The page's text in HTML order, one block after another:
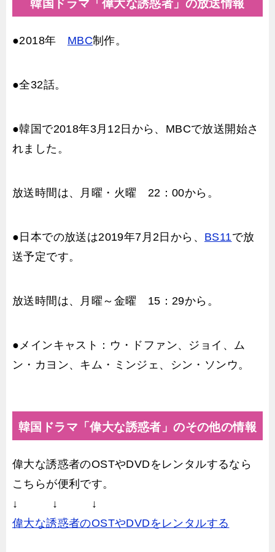
韓国ドラマ「偉大な誘惑者」の放送情報
●2018年 MBC制作。
●全32話。
●韓国で2018年3月12日から、MBCで放送開始さ
れました。
放送時間は、月曜・火曜 22：00から。
●日本での放送は2019年7月2日から、 BS11で放
送予定です。
放送時間は、月曜～金曜 15：29から。
●メインキャスト：ウ・ドファン、ジョイ、ム
ン・カヨン、キム・ミンジェ、シン・ソンウ。
韓国ドラマ「偉大な誘惑者」のその他の情報
偉大な誘惑者のOSTやDVDをレンタルするなら
こちらが便利です。
↓ ↓ ↓
偉大な誘惑者のOSTやDVDをレンタルする